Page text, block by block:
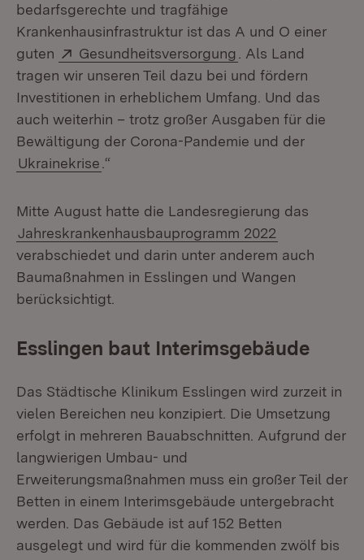
bedarfsgerechte und tragfähige
Krankenhausinfrastruktur ist das A und O einer
guten
Extern:
Gesundheitsversorgung (Öffnet in neuem
. Als Land
tragen wir unseren Teil dazu bei und fördern
Investitionen in erheblichem Umfang. Und das
auch weiterhin – trotz großer Ausgaben für die
Bewältigung der Corona-Pandemie und der
Ukrainekrise .“
Mitte August hatte die Landesregierung das
Jahreskrankenhausbauprogramm 2022
verabschiedet und darin unter anderem auch
Baumaßnahmen in Esslingen und Wangen
berücksichtigt.
Esslingen baut Interimsgebäude
Das Städtische Klinikum Esslingen wird zurzeit in
vielen Bereichen neu konzipiert. Die Umsetzung
erfolgt in mehreren Bauabschnitten. Aufgrund der
langwierigen Umbau- und
Erweiterungsmaßnahmen muss ein großer Teil der
Betten in einem Interimsgebäude untergebracht
werden. Das Gebäude ist auf 152 Betten
ausgelegt und wird für die kommenden zwölf bis